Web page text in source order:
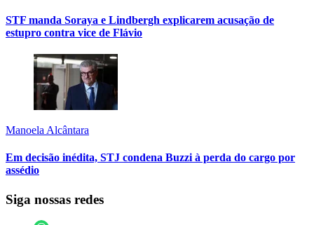
STF manda Soraya e Lindbergh explicarem acusação de
estupro contra vice de Flávio
Manoela Alcântara
Em decisão inédita, STJ condena Buzzi à perda do cargo por
assédio
Siga nossas redes